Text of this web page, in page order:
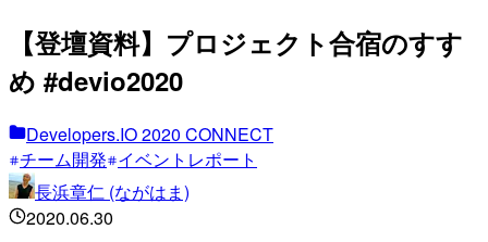
【登壇資料】プロジェクト合宿のすす
め #devio2020
Developers.IO 2020 CONNECT
チーム開発 イベントレポート
長浜章仁 (ながはま)
2020.06.30